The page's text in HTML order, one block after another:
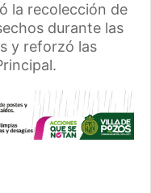
la recolección de
durante las
y reforzó las